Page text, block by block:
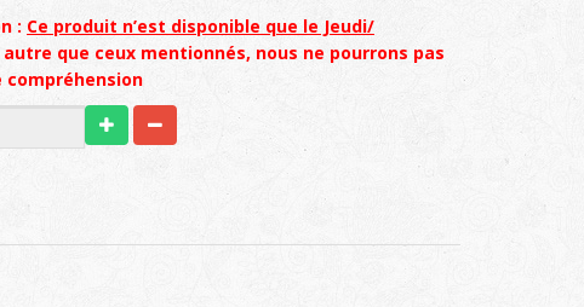
: Ce produit n’est disponible que le Jeudi/
que ceux mentionnés, nous ne pourrons pas
compréhension